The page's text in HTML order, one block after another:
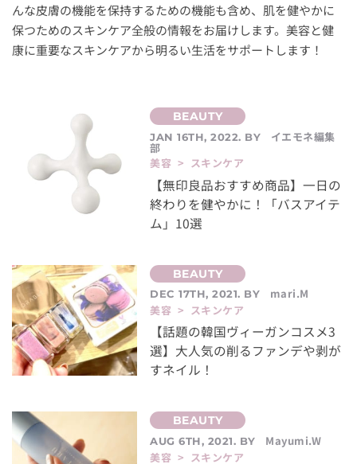
んな皮膚の機能を保持するための機能も含め、肌を健やかに
保つためのスキンケア全般の情報をお届けします。美容と健
康に重要なスキンケアから明るい生活をサポートします！
JAN 16TH, 2022. BY イエモネ編集
部
美容 > スキンケア
【無印良品おすすめ商品】一日の
終わりを健やかに！「バスアイテ
ム」10選
DEC 17TH, 2021. BY
mari.M
美容 > スキンケア
【話題の韓国ヴィーガンコスメ3
選】大人気の削るファンデや剥が
すネイル！
AUG 6TH, 2021. BY
Mayumi.W
美容 > スキンケア